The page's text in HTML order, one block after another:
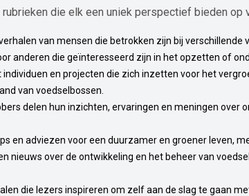
die elk een uniek perspectief bieden op
van mensen die betrokken zijn bij verschillende
anderen die geïnteresseerd zijn in het opzetten of
individuen en projecten die zich inzetten voor het
van voedselbossen.
delen hun inzichten, ervaringen en meningen over
en adviezen voor een duurzamer en groener leven,
nieuws over de ontwikkeling en het beheer van
die lezers inspireren om zelf aan de slag te gaan